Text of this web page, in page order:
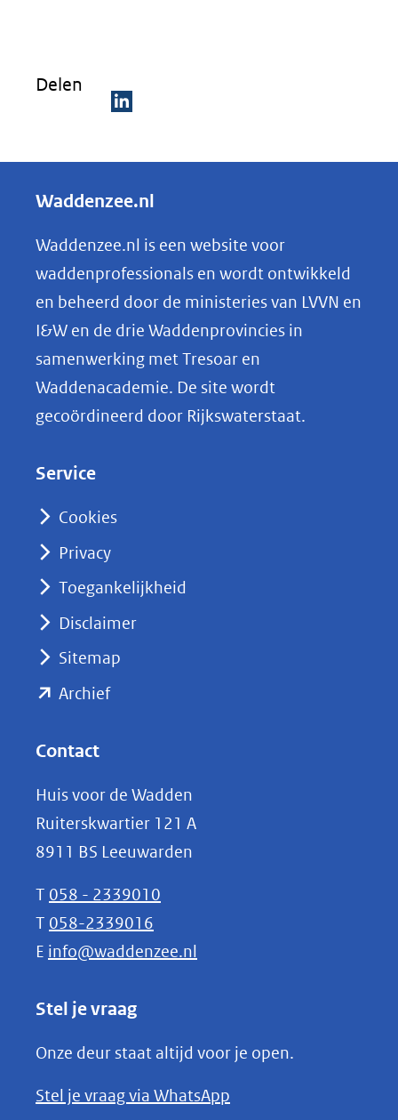
Delen
e
e
n
o
p
k
e
nieuw
naar
Waddenzee.nl
Waddenzee.nl is een website voor
waddenprofessionals en wordt ontwikkeld
en beheerd door de ministeries van LVVN en
I&W en de drie Waddenprovincies in
samenwerking met Tresoar en
Waddenacademie. De site wordt
gecoördineerd door Rijkswaterstaat.
Service
Cookies
Privacy
Toegankelijkheid
Disclaimer
Sitemap
Archief(opent
(verwijst
naar
een
andere
website)
Contact
Huis voor de Wadden
Ruiterskwartier 121 A
8911 BS Leeuwarden
T 058 - 2339010
T 058-2339016
E info@waddenzee.nl
Stel je vraag
Onze deur staat altijd voor je open.
Stel je vraag via WhatsApp